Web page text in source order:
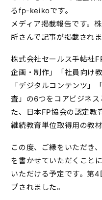
るfp-keikoです。
メディア掲載報告です。
所さんで記事が掲載されま
株式会社セールス手帖社
企画・制作」「社員向け
「デジタルコンテンツ」
査」の6つをコアビジネ
た、日本FP協会の認定教
継続教育単位取得用の教
この度、ご縁をいただき
を書かせていただくこと
いただける予定です。第
プされました。